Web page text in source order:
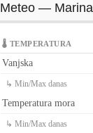
Meteo —
🌡 TEMPERATURA
Vanjska
↳ Min/Max danas
Temperatura mora
↳ Min/Max danas